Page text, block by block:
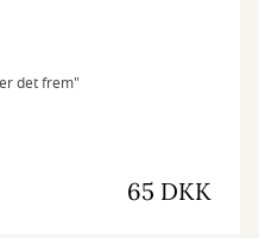
det frem"
65 DKK